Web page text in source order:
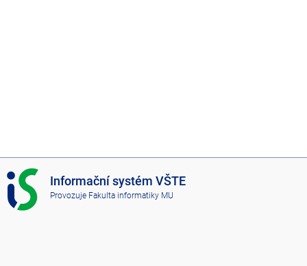
I
S
V
Informační systém VŠTE
Provozuje Fakulta informatiky MU